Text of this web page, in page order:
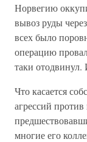
Норвегию
вывоз руды
всех было
операцию
таки отодвинул.
Что касается
агрессий
многие его